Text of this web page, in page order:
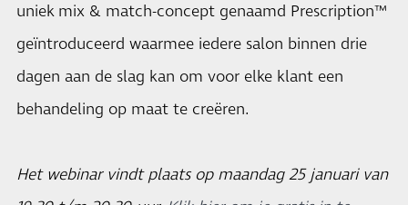
uniek mix & match-concept genaamd Prescription™
geïntroduceerd waarmee iedere salon binnen drie
dagen aan de slag kan om voor elke klant een
behandeling op maat te creëren.
Het webinar vindt plaats op maandag 25 januari van